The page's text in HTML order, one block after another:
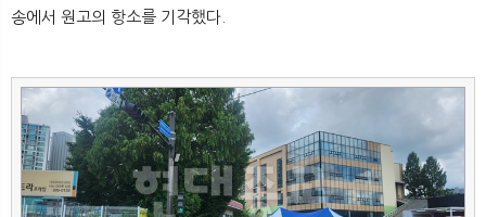
뉴
송에서 원고의 항소를 기각했다.